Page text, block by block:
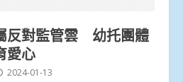
反對監管雲 幼托團體
愛心
2024-01-13